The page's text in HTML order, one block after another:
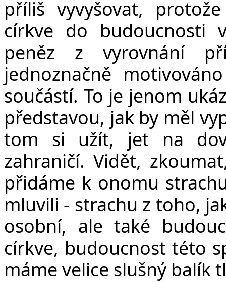
příliš vyvyšovat,
církve do budoucnosti
peněz z vyrovnání
jednoznačně
součástí. To je jenom
představou, jak by měl
tom si užít, jet na
zahraničí. Vidět,
přidáme k onomu
mluvili - strachu z toho,
osobní, ale také
církve, budoucnost této
máme velice slušný balík